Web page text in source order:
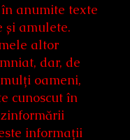
anumite texte
și amulete.
altor
dar, de
oameni,
cunoscut în
informații